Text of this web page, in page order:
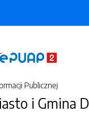
Publicznej
i Gmina